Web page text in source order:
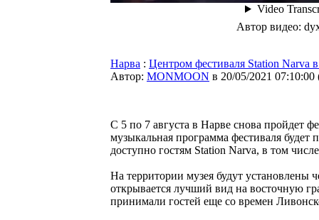
Автор видео:
Нарва : Центром фестиваля Station Narva
Автор: MONMOON в 20/05/2021 07:10:00
С 5 по 7 августа в Нарве снова пройдет
музыкальная программа фестиваля будет
доступно гостям Station Narva, в том
На территории музея будут установлены
открывается лучший вид на восточную
принимали гостей еще со времен